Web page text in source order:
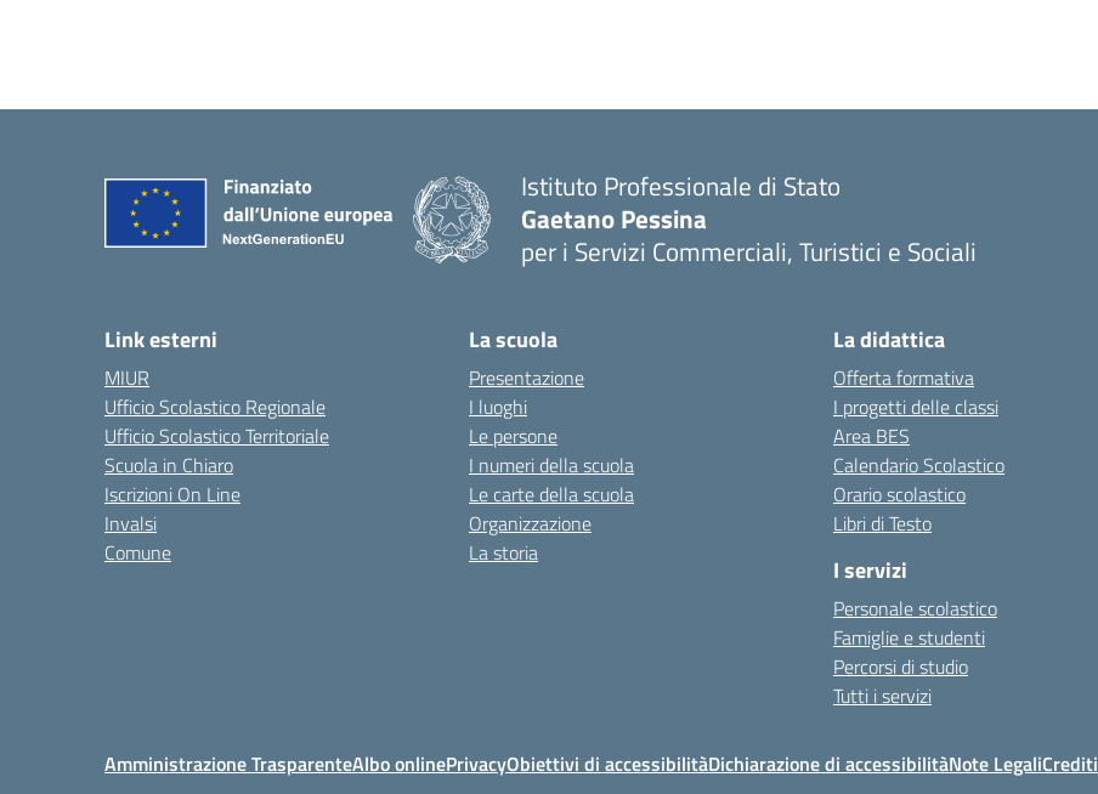
Istituto Professionale di Stato
Gaetano Pessina
per i Servizi Commerciali, Turistici e Sociali
Link esterni
MIUR
Ufficio Scolastico Regionale
Ufficio Scolastico Territoriale
Scuola in Chiaro
Iscrizioni On Line
Invalsi
Comune
La scuola
Presentazione
I luoghi
Le persone
I numeri della scuola
Le carte della scuola
Organizzazione
La storia
La didattica
Offerta formativa
I progetti delle classi
Area BES
Calendario Scolastico
Orario scolastico
Libri di Testo
I servizi
Personale scolastico
Famiglie e studenti
Percorsi di studio
Tutti i servizi
Amministrazione TrasparenteAlbo onlinePrivacyObiettivi di accessibilitàDichiarazione di accessibilitàNote LegaliCrediti